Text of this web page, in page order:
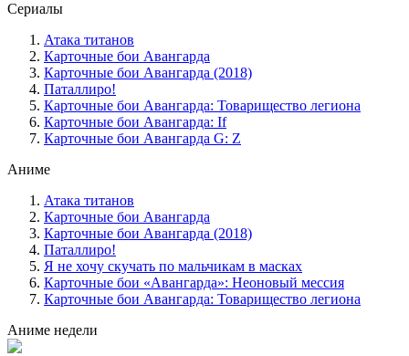
Сериалы
Атака титанов
Карточные бои Авангарда
Карточные бои Авангарда (2018)
Паталлиро!
Карточные бои Авангарда: Товарищество легиона
Карточные бои Авангарда: If
Карточные бои Авангарда G: Z
Аниме
Атака титанов
Карточные бои Авангарда
Карточные бои Авангарда (2018)
Паталлиро!
Я не хочу скучать по мальчикам в масках
Карточные бои «Авангарда»: Неоновый мессия
Карточные бои Авангарда: Товарищество легиона
Аниме недели